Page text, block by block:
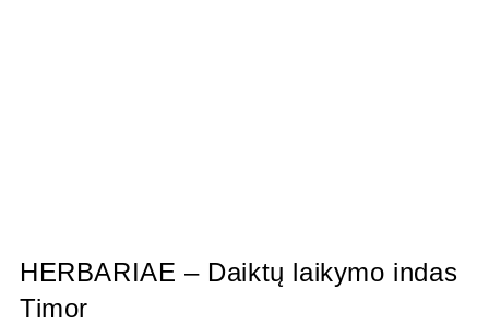
HERBARIAE – Daiktų laikymo indas
Timor